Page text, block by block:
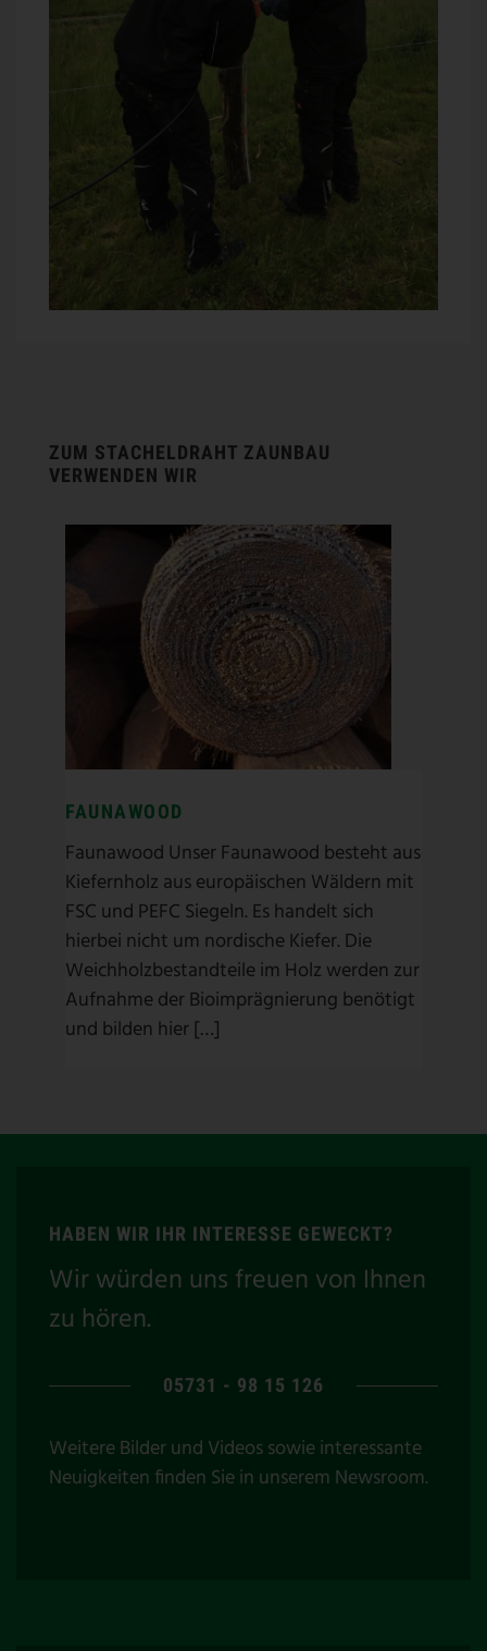
ZUM STACHELDRAHT ZAUNBAU
VERWENDEN WIR
FAUNAWOOD
Faunawood / Ökopfosten
Pfosten
FAUNAWOOD
Faunawood Unser Faunawood besteht aus
Kiefernholz aus europäischen Wäldern mit
FSC und PEFC Siegeln. Es handelt sich
hierbei nicht um nordische Kiefer. Die
Weichholzbestandteile im Holz werden zur
Aufnahme der Bioimprägnierung benötigt
und bilden hier […]
HABEN WIR IHR INTERESSE GEWECKT?
Wir würden uns freuen von Ihnen
zu hören.
05731 - 98 15 126
Weitere Bilder und Videos sowie interessante
Neuigkeiten finden Sie in unserem Newsroom.